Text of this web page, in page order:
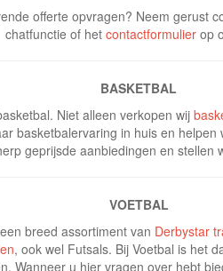
offerte opvragen? Neem gerust
chatfunctie of het contactformulier op
BASKETBAL
Niet alleen verkopen wij
basketbalervaring in huis en
geprijsde aanbiedingen en stellen
VOETBAL
breed assortiment van Derbystar
, ook wel Futsals. Bij Voetbal is het
Wanneer u hier vragen over hebt